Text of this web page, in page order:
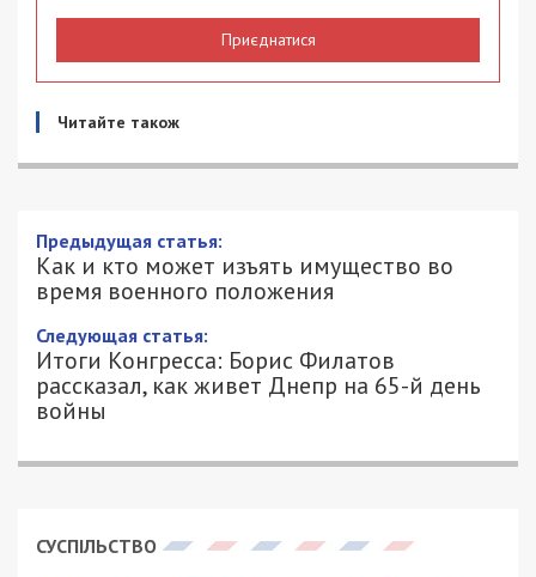
Приєднатися
Читайте також
Предыдущая статья:
Как и кто может изъять имущество во
время военного положения
Следующая статья:
Итоги Конгресса: Борис Филатов
рассказал, как живет Днепр на 65-й день
войны
СУСПІЛЬСТВО